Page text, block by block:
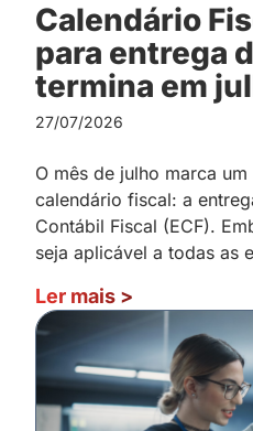
Calendário
para entrega
termina em
27/07/2026
O mês de julho marca
calendário fiscal: a
Contábil Fiscal (ECF).
seja aplicável a todas as
Ler mais >